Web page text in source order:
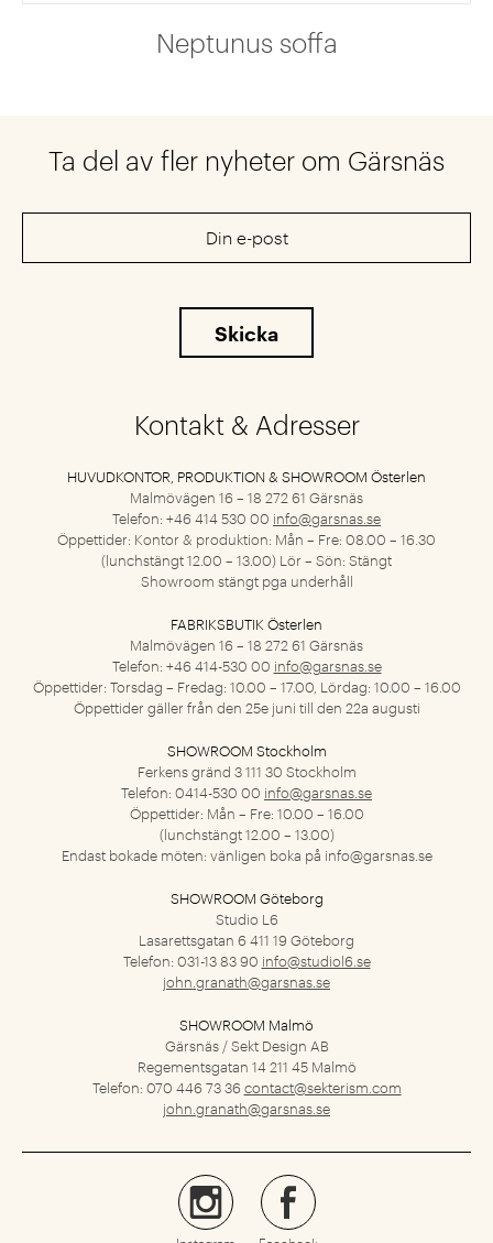
Neptunus soffa
Ta del av fler nyheter om Gärsnäs
Kontakt & Adresser
HUVUDKONTOR, PRODUKTION & SHOWROOM Österlen
Malmövägen 16 – 18 272 61 Gärsnäs
Telefon: +46 414 530 00 info@garsnas.se
Öppettider: Kontor & produktion: Mån – Fre: 08.00 – 16.30
(lunchstängt 12.00 – 13.00) Lör – Sön: Stängt
Showroom stängt pga underhåll
FABRIKSBUTIK Österlen
Malmövägen 16 – 18 272 61 Gärsnäs
Telefon: +46 414-530 00 info@garsnas.se
Öppettider: Torsdag – Fredag: 10.00 – 17.00, Lördag: 10.00 – 16.00
Öppettider gäller från den 25e juni till den 22a augusti
SHOWROOM Stockholm
Ferkens gränd 3111 30 Stockholm
Telefon: 0414-530 00 info@garsnas.se
Öppettider: Mån – Fre: 10.00 – 16.00
(lunchstängt 12.00 – 13.00)
Endast bokade möten: vänligen boka på info@garsnas.se
SHOWROOM Göteborg
Studio L6
Lasarettsgatan 6 411 19 Göteborg
Telefon: 031-13 83 90 info@studiol6.se
john.granath@garsnas.se
SHOWROOM Malmö
Gärsnäs / Sekt Design AB
Regementsgatan 14211 45 Malmö
Telefon: 070 446 73 36 contact@sekterism.com
john.granath@garsnas.se